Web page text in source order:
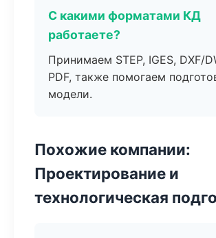
С какими форматами КД
работаете?
Принимаем STEP, IGES, DXF/
PDF, также помогаем
модели.
Похожие компании:
Проектирование и
технологическая